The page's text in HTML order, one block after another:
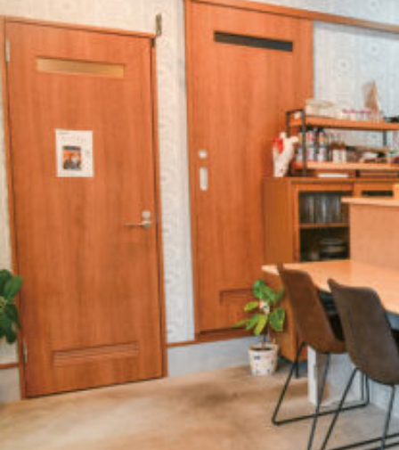
関西で開催。
おすすめの展覧会
誠光社で選びました。
おすすめの本
紹介します。
おすすめのイベント